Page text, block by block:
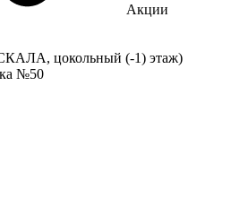
Акции
цокольный (-1) этаж)
№50